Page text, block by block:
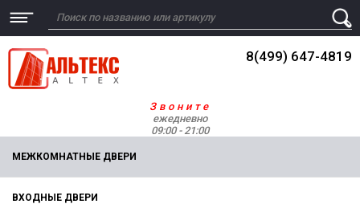
8(499) 647-4819
Звоните
ежедневно
09:00 - 21:00
МЕЖКОМНАТНЫЕ ДВЕРИ
ВХОДНЫЕ ДВЕРИ